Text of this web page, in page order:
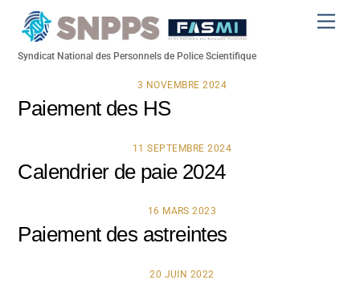
Syndicat National des Personnels de Police Scientifique
3 NOVEMBRE 2024
Paiement des HS
11 SEPTEMBRE 2024
Calendrier de paie 2024
16 MARS 2023
Paiement des astreintes
20 JUIN 2022